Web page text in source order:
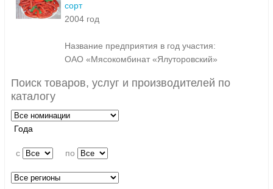
сорт
2004 год
Название предприятия в год участия:
ОАО «Мясокомбинат «Ялуторовский»
Поиск товаров, услуг и производителей по
каталогу
Года
c по